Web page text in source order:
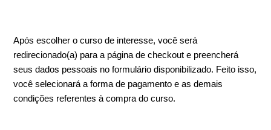
Após escolher o curso de interesse, você será
redirecionado(a) para a página de checkout e preencherá
seus dados pessoais no formulário disponibilizado. Feito isso,
você selecionará a forma de pagamento e as demais
condições referentes à compra do curso.